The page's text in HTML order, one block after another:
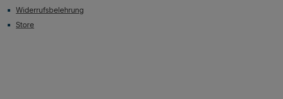
Widerrufsbelehrung
Store